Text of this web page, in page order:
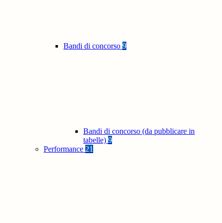
Bandi di concorso 9
Bandi di concorso (da pubblicare in
tabelle) 9
Performance 21